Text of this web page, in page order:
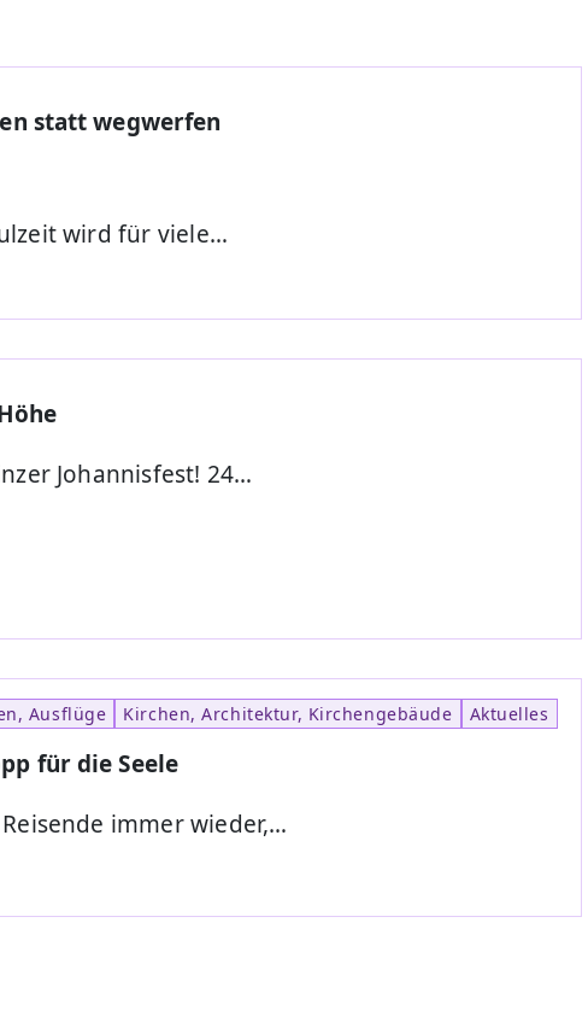
statt wegwerfen
wird für viele…
Johannisfest! 24…
Ausflüge Kirchen, Architektur, Kirchengebäude Aktuelles
für die Seele
immer wieder,…